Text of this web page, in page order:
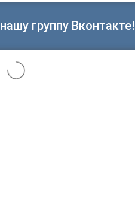
группу Вконтакте!
Спорт